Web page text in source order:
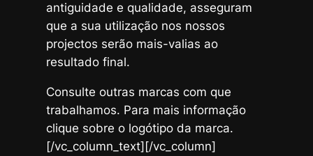
antiguidade e qualidade, asseguram
que a sua utilização nos nossos
projectos serão mais-valias ao
resultado final.
Consulte outras marcas com que
trabalhamos. Para mais informação
clique sobre o logótipo da marca.
[/vc_column_text][/vc_column]